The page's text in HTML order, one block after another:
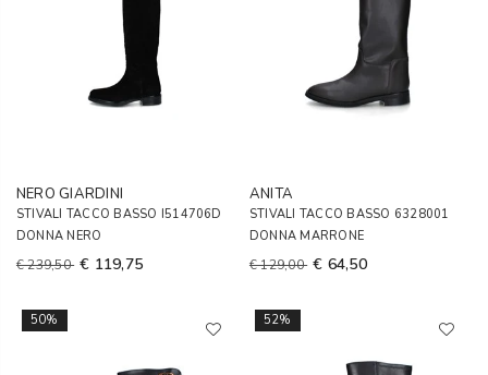
NERO GIARDINI
STIVALI TACCO BASSO I514706D
DONNA NERO
€ 239,50 € 119,75
ANITA
STIVALI TACCO BASSO 6328001
DONNA MARRONE
€ 129,00 € 64,50
50% 52%